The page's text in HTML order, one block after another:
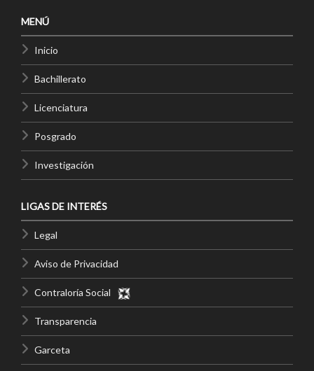
MENÚ
Inicio
Bachillerato
Licenciatura
Posgrado
Investigación
LIGAS DE INTERÉS
Legal
Aviso de Privacidad
Contraloría Social
Transparencia
Garceta